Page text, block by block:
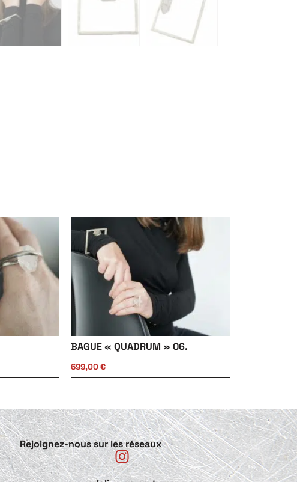
BAGUE « QUADRUM » 06.
699,00€
Rejoignez-nous sur les réseaux